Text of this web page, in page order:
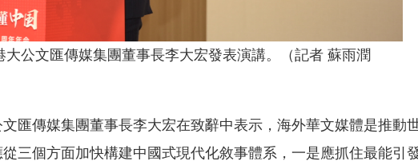
公文匯傳媒集團董事長李大宏發表演講。（記者 蘇雨潤
匯傳媒集團董事長李大宏在致辭中表示，海外華文媒體是推動
三個方面加快構建中國式現代化敘事體系，一是應抓住最能引